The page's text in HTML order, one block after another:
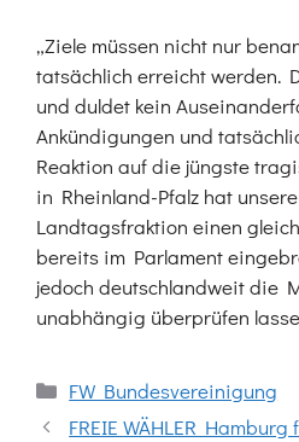
„Ziele müssen nicht nur
tatsächlich erreicht werden.
und duldet kein
Ankündigungen und
Reaktion auf die jüngste
in Rheinland-Pfalz hat
Landtagsfraktion einen
bereits im Parlament
jedoch deutschlandweit die
unabhängig überprüfen
Kategorien
FW Bundesvereinigung
FREIE WÄHLER